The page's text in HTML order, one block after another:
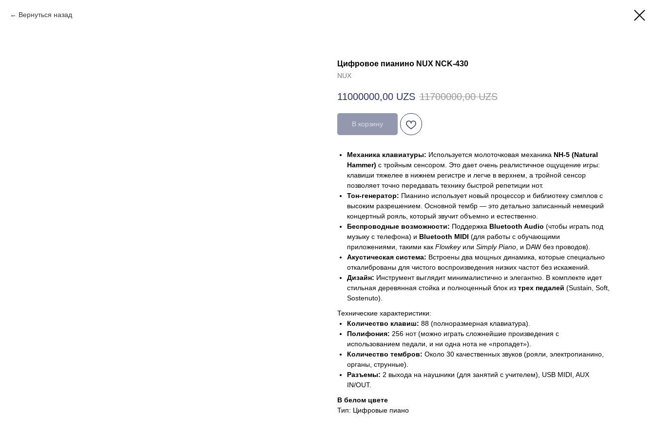
Вернуться назад
Цифровое пианино NUX NCK-430
NUX
11000000,00 UZS 11700000,00 UZS
В корзину
Механика клавиатуры: Используется молоточковая механика NH-5 (Natural
Hammer) с тройным сенсором. Это дает очень реалистичное ощущение игры:
клавиши тяжелее в нижнем регистре и легче в верхнем, а тройной сенсор
позволяет точно передавать технику быстрой репетиции нот.
Тон-генератор: Пианино использует новый процессор и библиотеку сэмплов с
высоким разрешением. Основной тембр — это детально записанный немецкий
концертный рояль, который звучит объемно и естественно.
Беспроводные возможности: Поддержка Bluetooth Audio (чтобы играть под
музыку с телефона) и Bluetooth MIDI (для работы с обучающими
приложениями, такими как Flowkeyили Simply Piano, и DAW без проводов).
Акустическая система: Встроены два мощных динамика, которые специально
откалиброваны для чистого воспроизведения низких частот без искажений.
Дизайн: Инструмент выглядит минималистично и элегантно. В комплекте идет
стильная деревянная стойка и полноценный блок из трех педалей (Sustain, Soft,
Sostenuto).
Технические характеристики:
Количество клавиш: 88 (полноразмерная клавиатура).
Полифония: 256 нот (можно играть сложнейшие произведения с
использованием педали, и ни одна нота не «пропадет»).
Количество тембров: Около 30 качественных звуков (рояли, электропианино,
органы, струнные).
Разъемы: 2 выхода на наушники (для занятий с учителем), USB MIDI, AUX
IN/OUT.
В белом цвете
Тип: Цифровые пиано